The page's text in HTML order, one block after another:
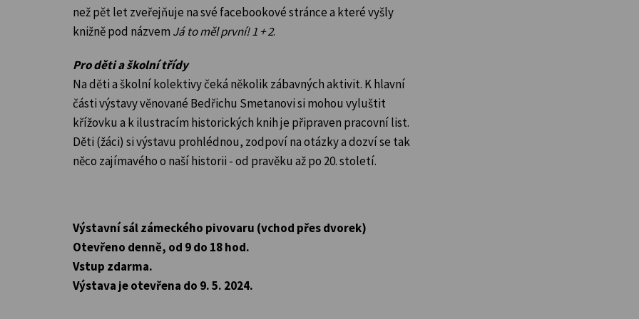
než pět let zveřejňuje na své facebookové stránce a které vyšly
knižně pod názvem Já to měl první! 1 + 2.
Pro děti a školní třídy
Na děti a školní kolektivy čeká několik zábavných aktivit. K hlavní
části výstavy věnované Bedřichu Smetanovi si mohou vyluštit
křížovku a k ilustracím historických knih je připraven pracovní list.
Děti (žáci) si výstavu prohlédnou, zodpoví na otázky a dozví se tak
něco zajímavého o naší historii - od pravěku až po 20. století.
Výstavní sál zámeckého pivovaru (vchod přes dvorek)
Otevřeno denně, od 9 do 18 hod.
Vstup zdarma.
Výstava je otevřena do 9. 5. 2024.